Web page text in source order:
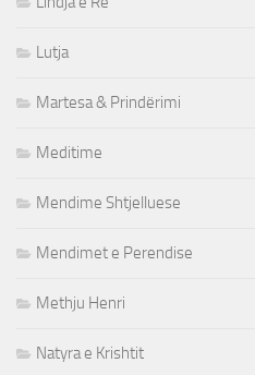
Lutja
Martesa & Prindërimi
Meditime
Mendime Shtjelluese
Mendimet e Perendise
Methju Henri
Natyra e Krishtit